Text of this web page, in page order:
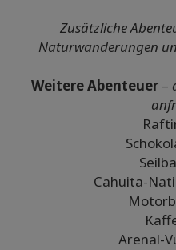
Zusätzliche
Naturwanderungen
Weitere Abenteuer–
Cahuita-
Arenal-